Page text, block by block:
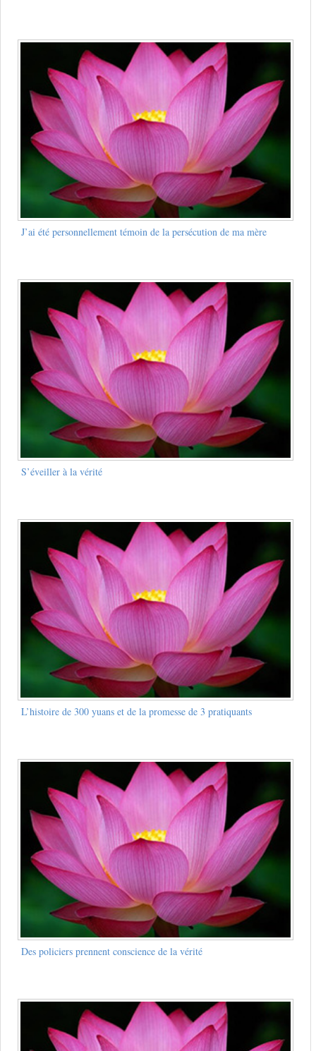
J’ai été personnellement témoin de la persécution de ma mère
S’éveiller à la vérité
L’histoire de 300 yuans et de la promesse de 3 pratiquants
Des policiers prennent conscience de la vérité